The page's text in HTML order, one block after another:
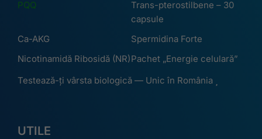
PQQ
Trans-pterostilbene – 30
capsule
Ca-AKG
Spermidina Forte
Nicotinamidă Ribosidă (NR)Pachet „Energie celulară”
Testează-ți vârsta biologică — Unic în România
UTILE